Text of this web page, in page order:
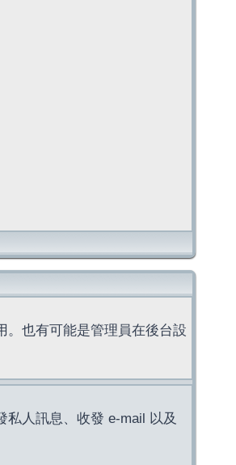
。也有可能是管理員在後台設
人訊息、收發 e-mail 以及